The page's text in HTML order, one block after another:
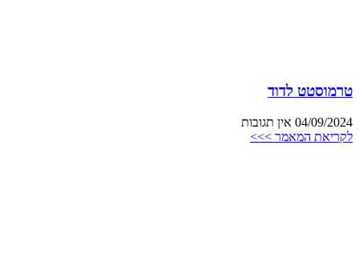
טרמוסטט לדוד
04/09/2024 אין תגובות
לקריאת המאמר >>>